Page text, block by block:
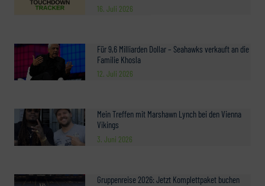
16. Juli 2026
Für 9,6 Milliarden Dollar – Seahawks verkauft an die
Familie Khosla
12. Juli 2026
Mein Treffen mit Marshawn Lynch bei den Vienna
Vikings
3. Juni 2026
Gruppenreise 2026: Jetzt Komplettpaket buchen